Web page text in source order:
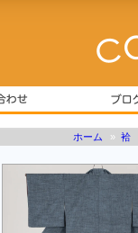
ホーム » 袷